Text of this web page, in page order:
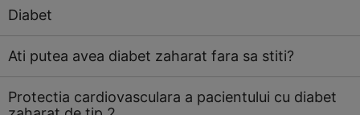
Diabet
Ati putea avea diabet zaharat fara sa stiti?
Protectia cardiovasculara a pacientului cu diabet